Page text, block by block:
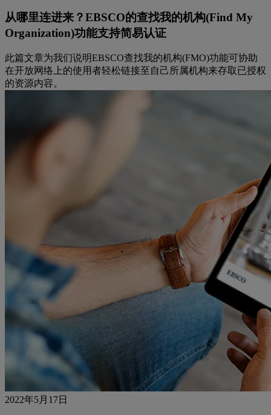
从哪里连进来？EBSCO的查找我的机构(Find My
Organization)功能支持简易认证
此篇文章为我们说明EBSCO查找我的机构(FMO)功能可协助
在开放网络上的使用者轻松链接至自己所属机构来存取已授权
的资源内容。
2022年5月17日